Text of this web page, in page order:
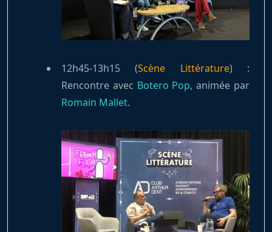
12h45-13h15 (Scène Littérature) :
Rencontre avec Botero Pop, animée par
Romain Mallet.